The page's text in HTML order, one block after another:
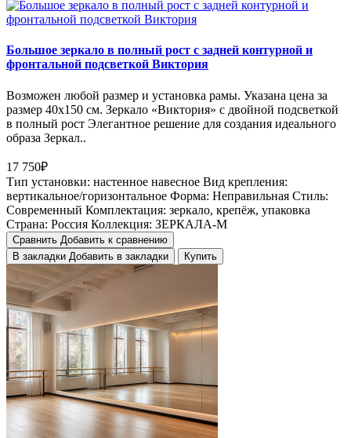
Большое зеркало в полный рост с задней контурной и
фронтальной подсветкой Виктория
Возможен любой размер и установка рамы. Указана цена за
размер 40х150 см. Зеркало «Виктория» с двойной подсветкой
в полный рост Элегантное решение для создания идеального
образа Зеркал..
17 750₽
Тип установки: настенное навесное Вид крепления:
вертикальное/горизонтальное Форма: Неправильная Стиль:
Cовременный Комплектация: зеркало, крепёж, упаковка
Страна: Россия Коллекция: ЗЕРКАЛА-М
Сравнить Добавить к сравнению
В закладки Добавить в закладки Купить